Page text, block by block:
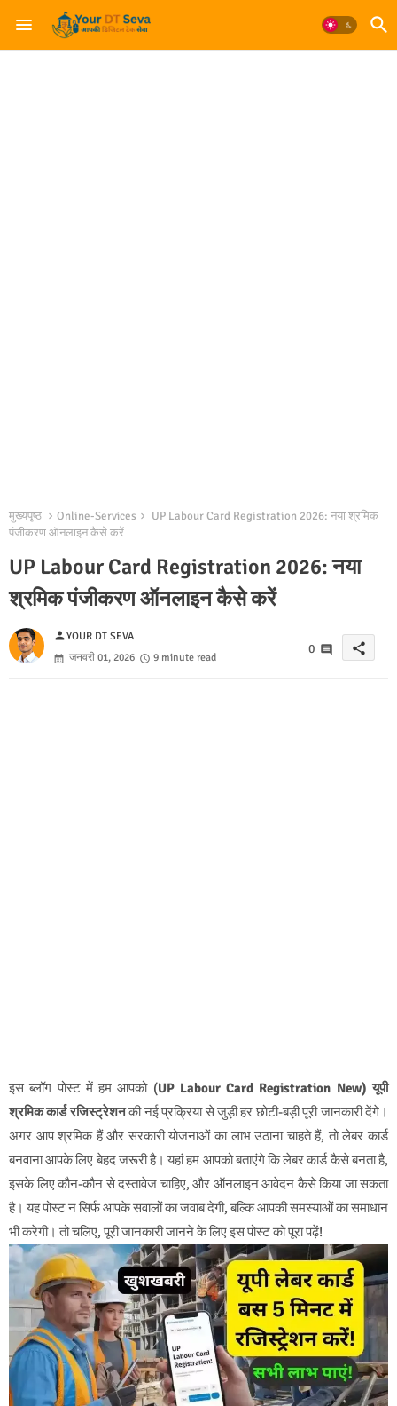
मुख्यपृष्ठ Online-Services
UP Labour Card Registration 2026: नया श्रमिक
पंजीकरण ऑनलाइन कैसे करें
UP Labour Card Registration 2026: नया
श्रमिक पंजीकरण ऑनलाइन कैसे करें
personYOUR DT SEVA
जनवरी 01, 2026
9 minute read
0 share
इस ब्लॉग पोस्ट में हम आपको (UP Labour Card Registration New)यूपी
श्रमिक कार्ड रजिस्ट्रेशनकी नई प्रक्रियासे जुड़ी हर छोटी-बड़ी पूरी जानकारी देंगे।
अगर आप श्रमिक हैं और सरकारी योजनाओं का लाभ उठाना चाहते हैं, तो लेबर कार्ड
बनवाना आपके लिए बेहद जरूरी है। यहां हम आपको बताएंगे कि लेबर कार्ड कैसे बनता है,
इसके लिए कौन-कौन से दस्तावेज चाहिए, और ऑनलाइन आवेदन कैसे किया जा सकता
है। यह पोस्ट न सिर्फ आपके सवालों का जवाब देगी, बल्कि आपकी समस्याओं का समाधान
भी करेगी। तो चलिए, पूरी जानकारी जानने के लिए इस पोस्ट को पूरा पढ़ें!